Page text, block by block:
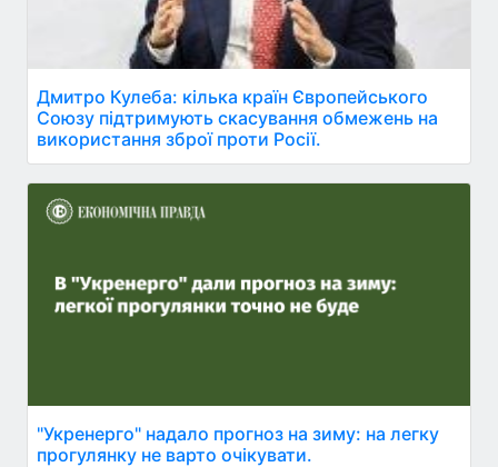
Дмитро Кулеба: кілька країн Європейського
Союзу підтримують скасування обмежень на
використання зброї проти Росії.
"Укренерго" надало прогноз на зиму: на легку
прогулянку не варто очікувати.